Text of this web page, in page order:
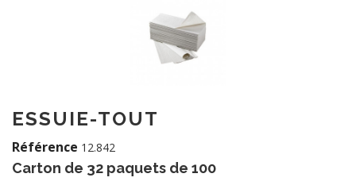
ESSUIE-TOUT
Référence 12.842
Carton de 32 paquets de 100